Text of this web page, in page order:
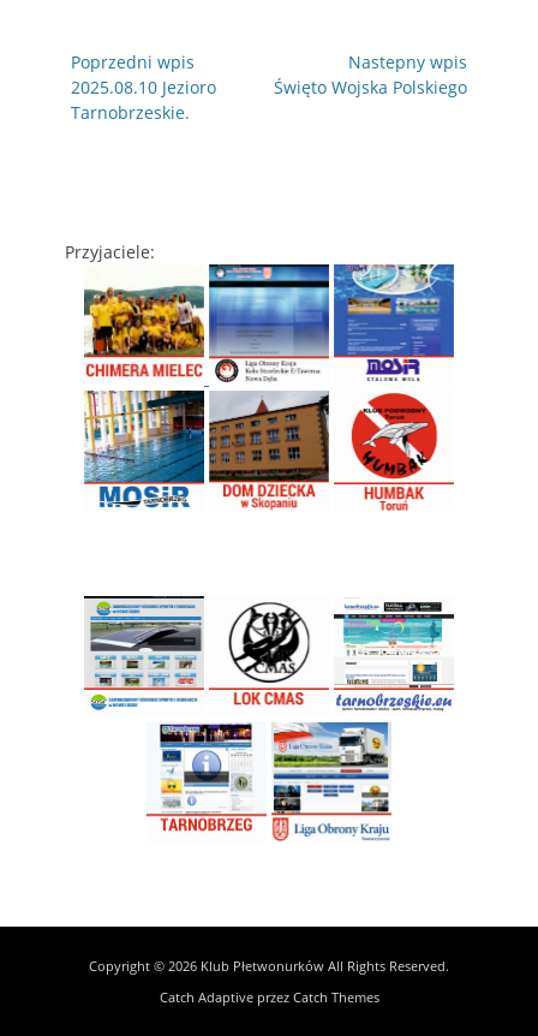
Nawigacja
wpisu
Poprzedni wpis
Poprzedni
wpis
2025.08.10 Jezioro
Tarnobrzeskie.
Nastepny wpis
Następny
Święto Wojska Polskiego
Przyjaciele:
Copyright © 2026 Klub Płetwonurków All Rights Reserved.
Catch Adaptive przez Catch Themes